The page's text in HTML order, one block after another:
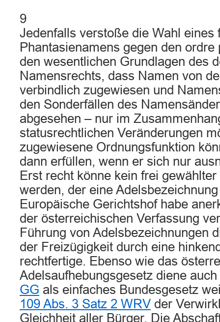
9
Jedenfalls verstoße die Wahl eines
Phantasienamens gegen den
den wesentlichen Grundlagen des
Namensrechts, dass Namen von
verbindlich zugewiesen und
den Sonderfällen des
abgesehen – nur im
statusrechtlichen Veränderungen
zugewiesene Ordnungsfunktion
dann erfüllen, wenn er sich nur
Erst recht könne kein frei
werden, der eine
Europäische Gerichtshof habe
der österreichischen Verfassung
Führung von Adelsbezeichnungen
der Freizügigkeit durch eine
rechtfertige. Ebenso wie das
Adelsaufhebungsgesetz diene
GG als einfaches Bundesgesetz
109 Abs. 3 Satz 2 WRV der
Gleichheit aller Bürger. Die